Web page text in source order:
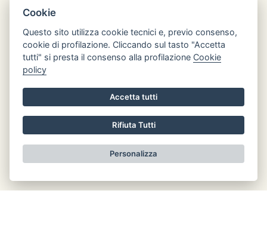
Orari di apertura
Mar: chiuso
Mer: 8.30 - 12.30
Gio: chiuso
Ven: chiuso
Cookie
Questo sito utilizza cookie tecnici e, previo consenso,
cookie di profilazione. Cliccando sul tasto "Accetta
tutti" si presta il consenso alla profilazione Cookie
policy
Accetta tutti
Rifiuta Tutti
Personalizza